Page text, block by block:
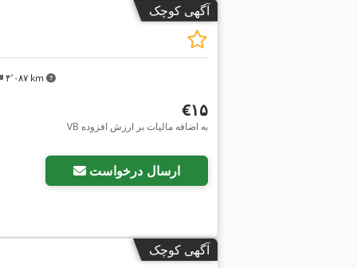
آگهی کوچک
درخواست تصاویر بیشتر
۴٬۰۸۷ km
‎€۱۵
VB به اضافه مالیات بر ارزش افزوده
ارسال درخواست
آگهی کوچک